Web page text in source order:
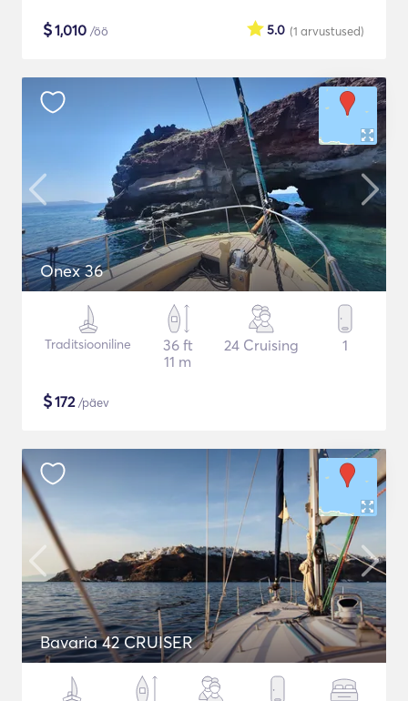
$1,010 /öö (1 arvustused)
5.0
Onex 36
Traditsiooniline
36 ft
11 m
24 Cruising 1
$172/päev
Bavaria 42 CRUISER